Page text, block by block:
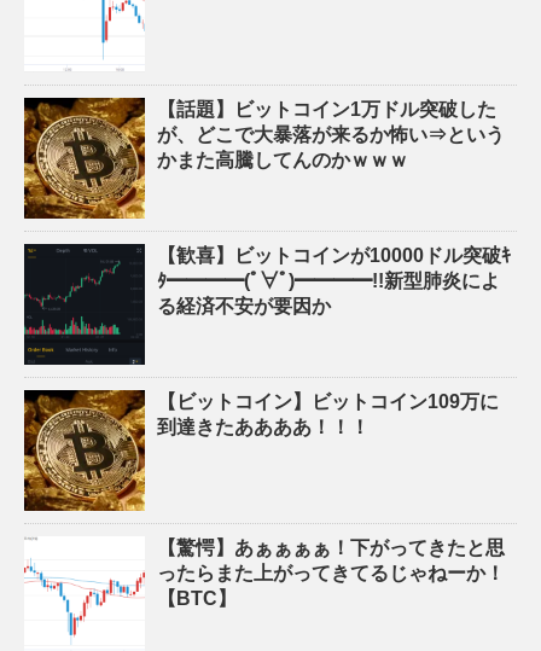
【話題】ビットコイン1万ドル突破した
が、どこで大暴落が来るか怖い⇒という
かまた高騰してんのかｗｗｗ
【歓喜】ビットコインが10000ドル突破ｷ
ﾀ━━━━(ﾟ∀ﾟ)━━━━!!新型肺炎によ
る経済不安が要因か
【ビットコイン】ビットコイン109万に
到達きたああああ！！！
【驚愕】あぁぁぁぁ！下がってきたと思
ったらまた上がってきてるじゃねーか！
【BTC】